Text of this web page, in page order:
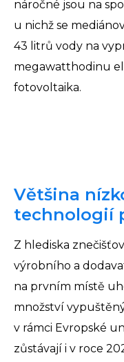
náročné jsou na
u nichž se
43 litrů vody na
megawatthodinu
fotovoltaika.
Většina
technologií
Z hlediska
výrobního a
na prvním místě
množství
v rámci Evropské
zůstávají i v roce